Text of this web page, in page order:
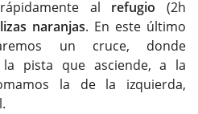
al refugio (2h
naranjas. En este último
un cruce, donde
pista que asciende, a la
la de la izquierda,